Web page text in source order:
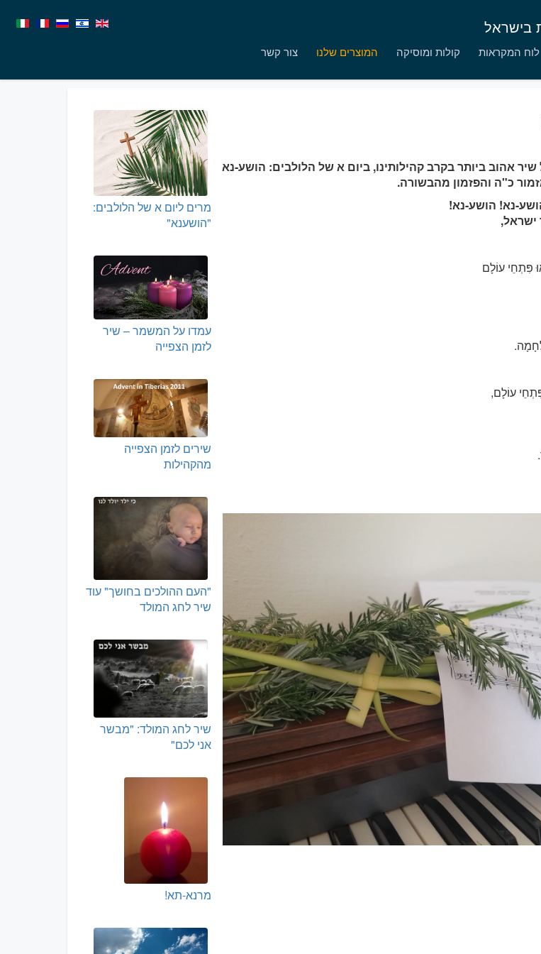
בישראל
לוח המקראות קולות ומוסיקה המוצרים שלנו צור קשר
אהוב ביותר בקרב קהילותינו, ביום א של הלולבים: הושע-נא
כ"ה והפזמון מהבשורה.
נא! הושע-נא!
ישראל,
פִּתְחֵי עוֹלָם
עוֹלָם,
מרים ליום א של הלולבים:
"הושענא"
עמדו על המשמר – שיר
לזמן הצפייה
שירים לזמן הצפייה
מהקהילות
"העם ההולכים בחושך" עוד
שיר לחג המולד
שיר לחג המולד: "מבשר
אני לכם"
מרנא-תא!